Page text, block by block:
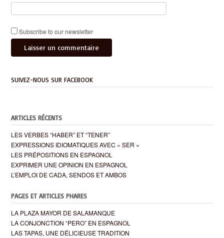
Subscribe to our newsletter
SUIVEZ-NOUS SUR FACEBOOK
ARTICLES RÉCENTS
LES VERBES “HABER” ET “TENER”
EXPRESSIONS IDIOMATIQUES AVEC « SER »
LES PRÉPOSITIONS EN ESPAGNOL
EXPRIMER UNE OPINION EN ESPAGNOL
L’EMPLOI DE CADA, SENDOS ET AMBOS
PAGES ET ARTICLES PHARES
LA PLAZA MAYOR DE SALAMANQUE
LA CONJONCTION “PERO” EN ESPAGNOL
LAS TAPAS, UNE DÉLICIEUSE TRADITION